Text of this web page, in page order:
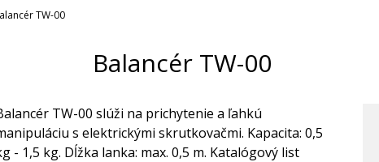
TW-00
Balancér TW-00
TW-00 slúži na prichytenie a ľahkú
s elektrickými skrutkovačmi. Kapacita: 0,5
- 1,5 kg. Dĺžka lanka: max. 0,5 m. Katalógový list